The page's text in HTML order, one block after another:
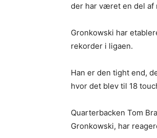
der har været en del af
Gronkowski har
rekorder i ligaen.
Han er den tight end,
hvor det blev til 18
Quarterbacken Tom
Gronkowski, har